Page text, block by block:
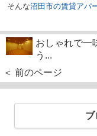
そんな沼田市の賃貸アパ
おしゃれで一
う...
＜ 前のページ
ブ